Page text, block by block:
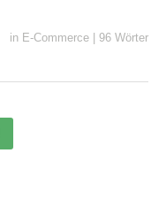
in E-Commerce 96 Wörter